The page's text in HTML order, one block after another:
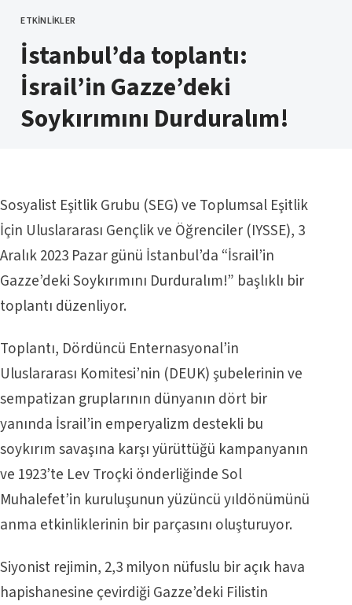
KATEGORI
ETKINLIKLER
İstanbul’da toplantı:
İsrail’in Gazze’deki
Soykırımını Durduralım!
Sosyalist Eşitlik Grubu (SEG) ve Toplumsal Eşitlik
İçin Uluslararası Gençlik ve Öğrenciler (IYSSE), 3
Aralık 2023 Pazar günü İstanbul’da “İsrail’in
Gazze’deki Soykırımını Durduralım!” başlıklı bir
toplantı düzenliyor.
Toplantı, Dördüncü Enternasyonal’in
Uluslararası Komitesi’nin (DEUK) şubelerinin ve
sempatizan gruplarının dünyanın dört bir
yanında İsrail’in emperyalizm destekli bu
soykırım savaşına karşı yürüttüğü kampanyanın
ve 1923’te Lev Troçki önderliğinde Sol
Muhalefet’in kuruluşunun yüzüncü yıldönümünü
anma etkinliklerinin bir parçasını oluşturuyor.
Siyonist rejimin, 2,3 milyon nüfuslu bir açık hava
hapishanesine çevirdiği Gazze’deki Filistin